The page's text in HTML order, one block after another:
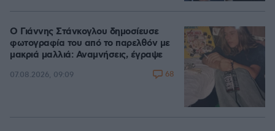
Ο Γιάννης Στάνκογλου δημοσίευσε
φωτογραφία του από το παρελθόν με
μακριά μαλλιά: Αναμνήσεις, έγραψε
07.08.2026, 09:09 68